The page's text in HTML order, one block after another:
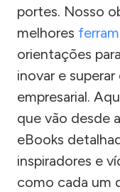
portes. Nosso
melhores
orientações
inovar e
empresarial.
que vão desde
eBooks
inspiradores e
como cada um